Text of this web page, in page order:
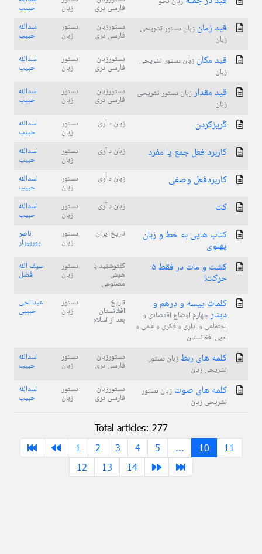
فارسی دری زبان حبیب
قید زمان زبان دستور تشریحی
زبان
دستورزبان
فارسی دری
دستور
زبان
اسدالله
حبیب
قید مکان زبان دستور تشریحی
زبان
دستورزبان
فارسی دری
دستور
زبان
اسدالله
حبیب
قيد مقدارزبان دستور تشریحی
زبان
دستورزبان
فارسی دری
دستور
زبان
اسدالله
حبیب
کُریزکردن زبان د آری دستور
زبان
اسدالله
حبیب
کاربرد فعل جمع یا مفرد زبان د آری دستور
زبان
اسدالله
حبیب
کاربردفعل وصفی زبان د آری دستور
زبان
اسدالله
حبیب
کت زبان د آری دستور
زبان
اسدالله
حبیب
کتاب هایی به خط و زبان
پهلوی
تاریخ ایران دستور
زبان
ناصر
پورپیرار
کشت و مات در فقط ۵
حرکت!
گفتوشنید با
هوش
مصنوعی
دستور
زبان
سیف الله
فضل
کلمات پیسه و درهم و
دینارچهارم اوضاع اقتصادی و
اجتماعی و اداری و فکری و علمی و
ادبی افغانستان
تاریخ
افغانستان
بعد از اسلام
دستور
زبان
عبدالحی
حبیبی
کلمه های ربطزبان دستور
تشریحی زبان
دستورزبان
فارسی دری
دستور
زبان
اسدالله
حبیب
کلمه های صوت زبان دستور
تشریحی زبان
دستورزبان
فارسی دری
دستور
زبان
اسدالله
حبیب
Total articles: 277
1
2 3 4 5 ... 10
11
12
13 14